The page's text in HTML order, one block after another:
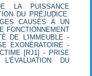
LA PUISSANCE
DU PRÉJUDICE.
CAUSÉS À UN
FONCTIONNEMENT
DE L'IMMEUBLE -
EXONÉRATOIRE -
[RJ1] - PRISE
DU